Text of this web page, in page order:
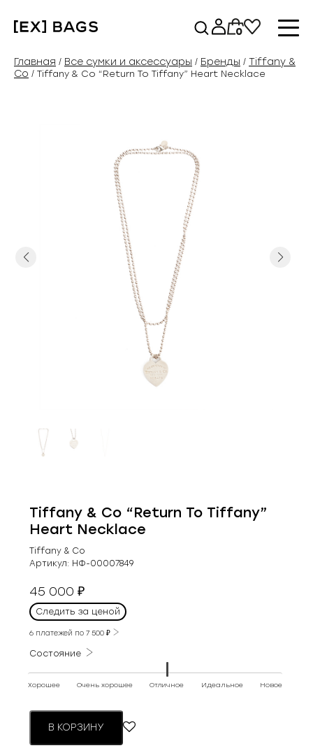
содержимому
0
Главная / Все сумки и аксессуары / Бренды / Tiffany &
Co / Tiffany & Co “Return To Tiffany” Heart Necklace
Previous Next
Tiffany & Co “Return To Tiffany”
Heart Necklace
Tiffany & Co
Артикул: НФ-00007849
45 000₽
Следить за ценой
6 платежей по7 500₽
Состояние
Хорошее Очень хорошее Отличное Идеальное Новое
В КОРЗИНУ